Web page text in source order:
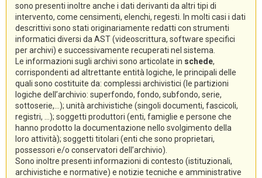
sono presenti inoltre anche i dati derivanti da altri tipi di
intervento, come censimenti, elenchi, regesti. In molti casi i dati
descrittivi sono stati originariamente redatti con strumenti
informatici diversi da AST (videoscrittura, software specifici
per archivi) e successivamente recuperati nel sistema.
Le informazioni sugli archivi sono articolate in schede,
corrispondenti ad altrettante entità logiche, le principali delle
quali sono costituite da: complessi archivistici (le partizioni
logiche dell’archivio: superfondo, fondo, subfondo, serie,
sottoserie,...); unità archivistiche (singoli documenti, fascicoli,
registri, ...); soggetti produttori (enti, famiglie e persone che
hanno prodotto la documentazione nello svolgimento della
loro attività); soggetti titolari (enti che sono proprietari,
possessori e/o conservatori dell’archivio).
Sono inoltre presenti informazioni di contesto (istituzionali,
archivistiche e normative) e notizie tecniche e amministrative